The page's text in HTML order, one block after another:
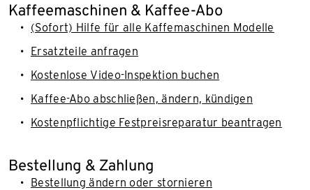
Kaffeemaschinen & Kaffee-Abo
(Sofort) Hilfe für alle Kaffemaschinen Modelle
Ersatzteile anfragen
Kostenlose Video-Inspektion buchen
Kaffee-Abo abschließen, ändern, kündigen
Kostenpflichtige Festpreisreparatur beantragen
Bestellung & Zahlung
Bestellung ändern oder stornieren